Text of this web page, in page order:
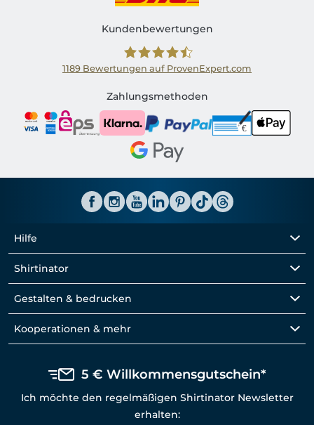
Kundenbewertungen
Shirtinator AT
1189 Bewertungen auf ProvenExpert.com
Zahlungsmethoden
Hilfe
Shirtinator
Gestalten & bedrucken
Kooperationen & mehr
5 € Willkommensgutschein*
Ich möchte den regelmäßigen Shirtinator Newsletter
erhalten: